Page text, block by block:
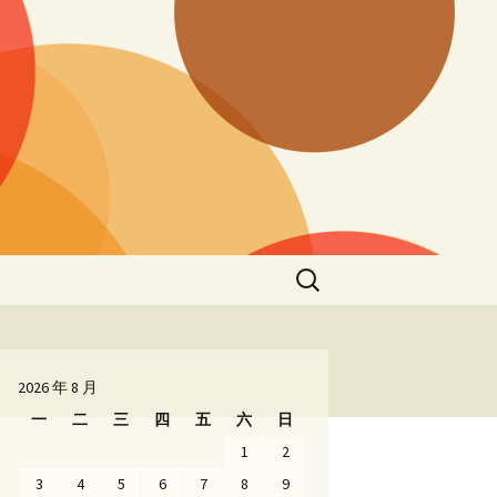
搜
索：
2026 年 8 月
一
二 三 四 五 六
日
1
2
3
4 5 6 7 8 9